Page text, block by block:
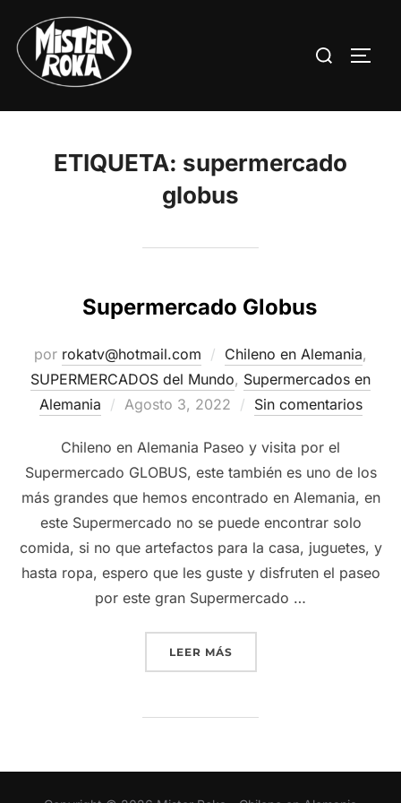
contenido
Buscar:
ETIQUETA: supermercado
globus
Supermercado Globus
por rokatv@hotmail.com Chileno en Alemania,
SUPERMERCADOS del Mundo, Supermercados en
Alemania
Publicado
Agosto 3, 2022 Sin comentarios
Chileno en Alemania Paseo y visita por el
Supermercado GLOBUS, este también es uno de los
más grandes que hemos encontrado en Alemania, en
este Supermercado no se puede encontrar solo
comida, si no que artefactos para la casa, juguetes, y
hasta ropa, espero que les guste y disfruten el paseo
por este gran Supermercado …
LEER MÁS“SUPERMERCADO